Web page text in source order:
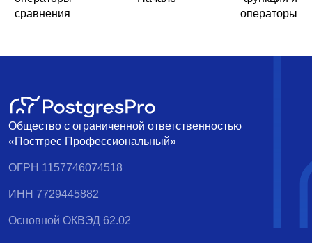
сравнения
операторы
Общество с ограниченной ответственностью
«Постгрес Профессиональный»
ОГРН 1157746074518
ИНН 7729445882
Основной ОКВЭД 62.02